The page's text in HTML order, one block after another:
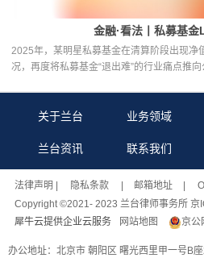
金融·看法丨私募基金
2025年，某明星私募基金在清算阶段出现净
况，再度将私募基金“退出难”的行业痛点推向
关于兰台 业务领域
兰台资讯 联系我们
法律声明 | 隐私条款 | 邮箱地址
|
Copyright ©2021- 2023 兰台律师事务所 京
犀牛云提供企业云服务
网站地图 京公
办公地址：北京市 朝阳区 曙光西里甲一号B